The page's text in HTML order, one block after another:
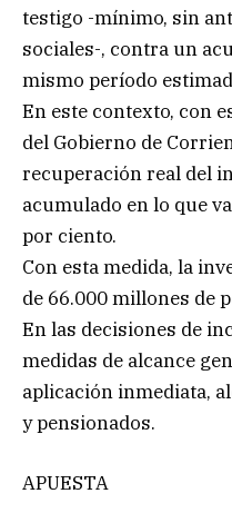
testigo -mínimo, sin
sociales-, contra un
mismo período
En este contexto, con
del Gobierno de
recuperación real del
acumulado en lo que
por ciento.
Con esta medida, la
de 66.000 millones de
En las decisiones de
medidas de alcance
aplicación inmediata,
y pensionados.
APUESTA